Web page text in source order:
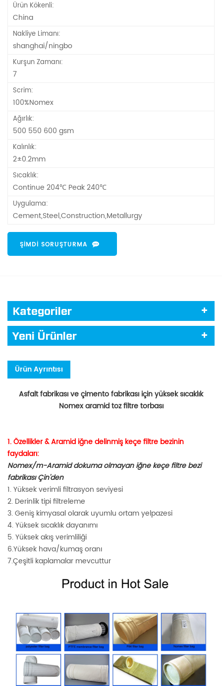
Ürün Kökenli:
China
Nakliye Limanı:
shanghai/ningbo
Kurşun Zamanı:
7
Scrim:
100%Nomex
Ağırlık:
500 550 600 gsm
Kalınlık:
2±0.2mm
Sıcaklık:
Continue 204℃ Peak 240℃
Uygulama:
Cement,Steel,Construction,Metallurgy
ŞIMDI SORUŞTURMA
Kategoriler
Yeni Ürünler
Ürün Ayrıntısı
Asfalt fabrikası ve çimento fabrikası için yüksek sıcaklık
Nomex aramid toz filtre torbası
1.Özellikler & Aramid iğne delinmiş keçe filtre bezinin
faydaları:
Nomex/m-Aramid dokuma olmayan iğne keçe filtre bezi
fabrikası Çin'den
1. Yüksek verimli filtrasyon seviyesi
2. Derinlik tipi filtreleme
3. Geniş kimyasal olarak uyumlu ortam yelpazesi
4. Yüksek sıcaklık dayanımı
5. Yüksek akış verimliliği
6.Yüksek hava/kumaş oranı
7.Çeşitli kaplamalar mevcuttur